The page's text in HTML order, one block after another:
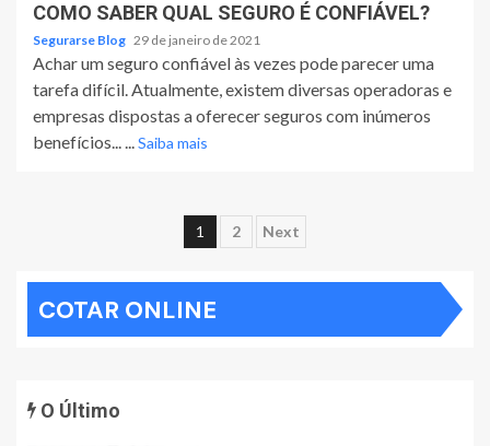
COMO SABER QUAL SEGURO É CONFIÁVEL?
Segurarse Blog 29 de janeiro de 2021
Achar um seguro confiável às vezes pode parecer uma
tarefa difícil. Atualmente, existem diversas operadoras e
empresas dispostas a oferecer seguros com inúmeros
benefícios... ...Saiba mais
Paginação
de
posts
1 2 Next
COTAR ONLINE
O Último